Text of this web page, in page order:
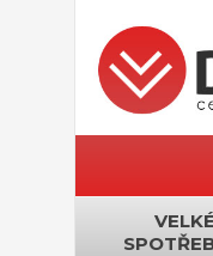
VELKÉ